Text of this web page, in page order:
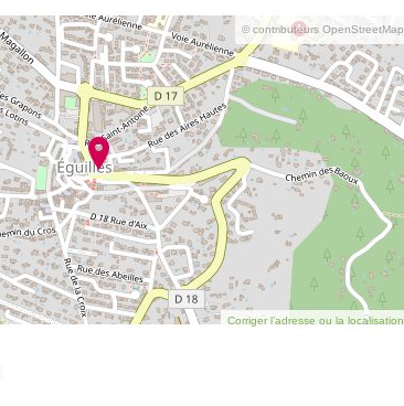
© contributeurs OpenStreetMap
Corriger l’adresse ou la localisation